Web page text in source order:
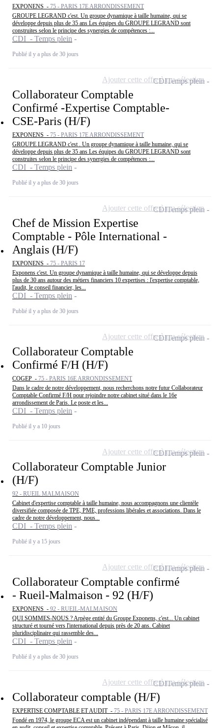
EXPONENS - 75 - PARIS 17E ARRONDISSEMENT
GROUPE LEGRAND c'est. Un groupe dynamique à taille humaine, qui se
développe depuis plus de 35 ans Les équipes du GROUPE LEGRAND sont
construites selon le principe des synergies de compétences :...
CDI - Temps plein
Publié il y a plus de 30 jours
Collaborateur Comptable
Confirmé -Expertise Comptable-
CSE-Paris (H/F)
EXPONENS - 75 - PARIS 17E ARRONDISSEMENT
GROUPE LEGRAND c'est . Un groupe dynamique à taille humaine, qui se
développe depuis plus de 35 ans Les équipes du GROUPE LEGRAND sont
construites selon le principe des synergies de compétences :...
CDI - Temps plein
Publié il y a plus de 30 jours
CDITemps plein
Ajouter cette offre à ma sélection
Chef de Mission Expertise
Comptable - Pôle International -
Anglais (H/F)
EXPONENS - 75 - PARIS 17
Exponens c'est. Un groupe dynamique à taille humaine, qui se développe depuis
plus de 30 ans autour des métiers financiers 10 expertises : l'expertise comptable,
l'audit, le conseil financier, les...
CDI - Temps plein
Publié il y a plus de 30 jours
CDITemps plein
Ajouter cette offre à ma sélection
Collaborateur Comptable
Confirmé F/H (H/F)
COGEP - 75 - PARIS 16E ARRONDISSEMENT
Dans le cadre de notre développement, nous recherchons notre futur Collaborateur
Comptable Confirmé F/H pour rejoindre notre cabinet situé dans le 16e
arrondissement de Paris. Le poste et les...
CDI - Temps plein
Publié il y a 10 jours
CDITemps plein
Ajouter cette offre à ma sélection
Collaborateur Comptable Junior
(H/F)
92 - RUEIL MALMAISON
Cabinet d'expertise comptable à taille humaine, nous accompagnons une clientèle
diversifiée composée de TPE, PME, professions libérales et associations. Dans le
cadre de notre développement, nous...
CDI - Temps plein
Publié il y a 15 jours
CDITemps plein
Ajouter cette offre à ma sélection
Collaborateur Comptable confirmé
- Rueil-Malmaison - 92 (H/F)
EXPONENS - 92 - RUEIL-MALMAISON
QUI SOMMES-NOUS ? Arpège entité du Groupe Exponens, c'est... Un cabinet
structuré et tourné vers l'international depuis près de 20 ans. Cabinet
pluridisciplinaire qui rassemble des...
CDI - Temps plein
Publié il y a plus de 30 jours
CDITemps plein
Ajouter cette offre à ma sélection
Collaborateur comptable (H/F)
EXPERTISE COMPTABLE ET AUDIT - 75 - PARIS 17E ARRONDISSEMENT
Fondé en 1974, le groupe ECA est un cabinet indépendant à taille humaine spécialisé
CDITemps plein
Ajouter cette offre à ma sélection